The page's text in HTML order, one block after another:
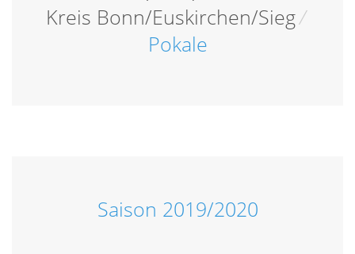
Kreis Bonn/Euskirchen/Sieg/
Pokale
Saison 2019/2020